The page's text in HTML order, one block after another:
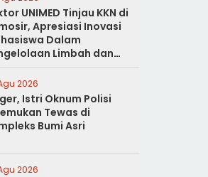
UNIMED Tinjau KKN di
Apresiasi Inovasi
Dalam
Limbah dan
Ramah Lingkungan
2026
Istri Oknum Polisi
Tewas di
Bumi Asri
2026